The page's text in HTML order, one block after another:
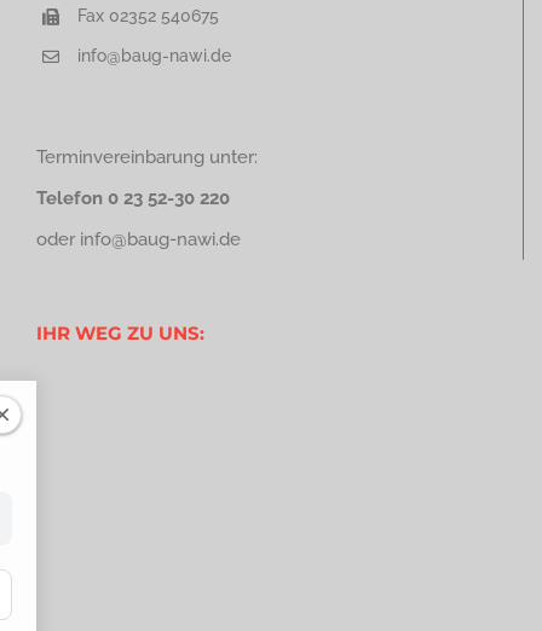
Fax 02352 540675
info@baug-nawi.de
Terminvereinbarung unter:
Telefon 0 23 52-30 220
oder info@baug-nawi.de
IHR WEG ZU UNS: